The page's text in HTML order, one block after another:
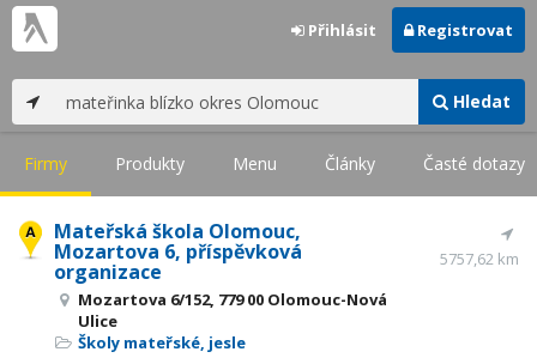
Hledat
Přihlásit Registrovat
Firmy Produkty Menu Články Časté dotazy
Mateřská škola Olomouc,
Mozartova 6, příspěvková
organizace
Mozartova 6/152, 779 00 Olomouc-Nová
Ulice
Školy mateřské, jesle
5757,62 km